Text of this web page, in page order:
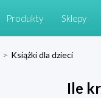
Produkty Sklepy
> Książki dla dzieci
Ile